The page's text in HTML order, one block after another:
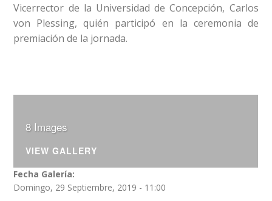
Vicerrector de la Universidad de Concepción, Carlos
von Plessing, quién participó en la ceremonia de
premiación de la jornada.
8 Images
VIEW GALLERY
Fecha Galería:
Domingo, 29 Septiembre, 2019 - 11:00